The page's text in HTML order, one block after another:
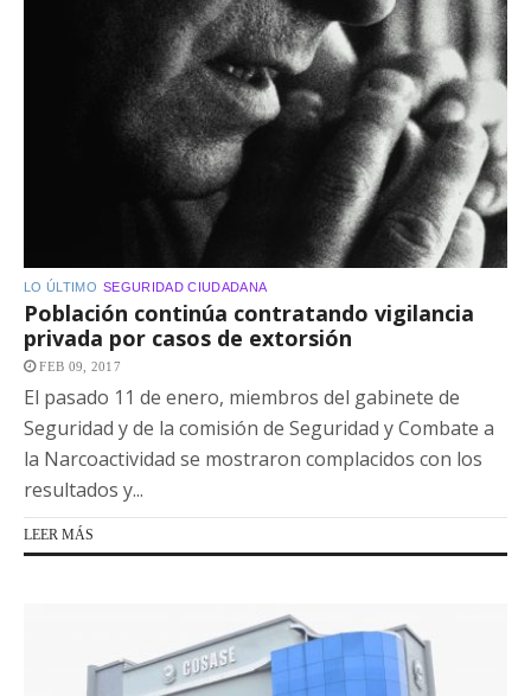
LO ÚLTIMO SEGURIDAD CIUDADANA
Población continúa contratando vigilancia
privada por casos de extorsión
FEB 09, 2017
El pasado 11 de enero, miembros del gabinete de
Seguridad y de la comisión de Seguridad y Combate a
la Narcoactividad se mostraron complacidos con los
resultados y...
LEER MÁS